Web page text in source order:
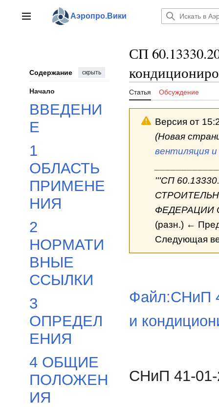
содержаниюГлавное менюАэропро.Вики
Содержание скрыть
Начало
ВВЕДЕНИ
Е
1
ОБЛАСТЬ
ПРИМЕНЕ
НИЯ
2
НОРМАТИ
ВНЫЕ
ССЫЛКИ
3
ОПРЕДЕЛ
ЕНИЯ
4 ОБЩИЕ
ПОЛОЖЕН
ИЯ
СП
Статья Обсуждение
Версия от
(Новая
вентиляция и
'''СП
ФЕДЕРАЦИИ
(разн.) ←
Следующая
Файл:СНиП
и
СНиП 41-01-